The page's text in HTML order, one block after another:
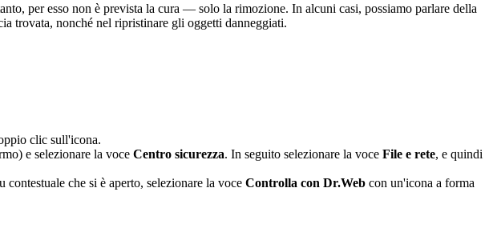
per esso non è prevista la cura — solo la rimozione. In alcuni casi, possiamo parlare della
trovata, nonché nel ripristinare gli oggetti danneggiati.
clic sull'icona.
e selezionare la voce Centro sicurezza. In seguito selezionare la voce File e rete, e quindi
che si è aperto, selezionare la voce Controlla con Dr.Web con un'icona a forma